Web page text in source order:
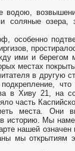
водою,
озера,
особенно
ими и берегом
местах
в другую
в Хиву 21, на
часть
места.
историю. Мы
нашей
мы открытиям